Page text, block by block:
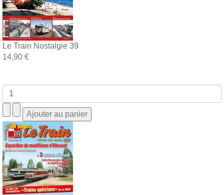
Le Train Nostalgie 39
14,90 €